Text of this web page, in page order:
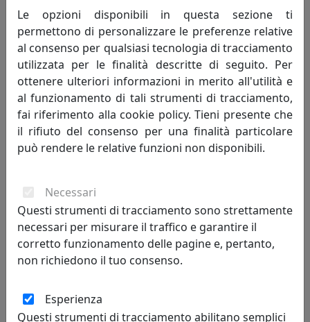
Sculture e statuine
oltre prodotti
oltre 100prodotti
Le opzioni disponibili in questa sezione ti
permettono di personalizzare le preferenze relative
al consenso per qualsiasi tecnologia di tracciamento
utilizzata per le finalità descritte di seguito. Per
ottenere ulteriori informazioni in merito all'utilità e
al funzionamento di tali strumenti di tracciamento,
fai riferimento alla cookie policy. Tieni presente che
il rifiuto del consenso per una finalità particolare
può rendere le relative funzioni non disponibili.
Necessari
Questi strumenti di tracciamento sono strettamente
necessari per misurare il traffico e garantire il
corretto funzionamento delle pagine e, pertanto,
non richiedono il tuo consenso.
Esperienza
Questi strumenti di tracciamento abilitano semplici